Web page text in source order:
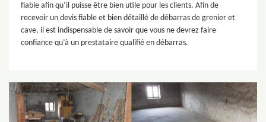
fiable afin qu’il puisse être bien utile pour les clients. Afin de
recevoir un devis fiable et bien détaillé de débarras de grenier et
cave, il est indispensable de savoir que vous ne devrez faire
confiance qu’à un prestataire qualifié en débarras.